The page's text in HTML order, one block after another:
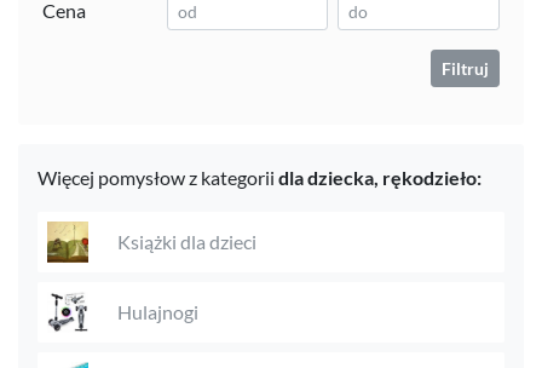
Cena
Filtruj
Więcej pomysłow z kategorii dla dziecka, rękodzieło:
Książki dla dzieci
Hulajnogi